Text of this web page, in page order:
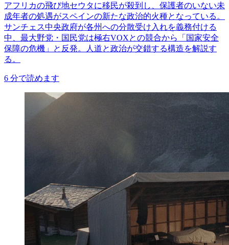
アフリカの飛び地セウタに移民が殺到し、保護者のいない未
成年者の処遇がスペインの新たな政治的火種となっている。
サンチェス中央政府が各州への分散受け入れを義務付ける
中、最大野党・国民党は極右VOXとの競合から「国家安全
保障の危機」と反発。人道と政治が交錯する構造を解説す
る。
6 分で読めます